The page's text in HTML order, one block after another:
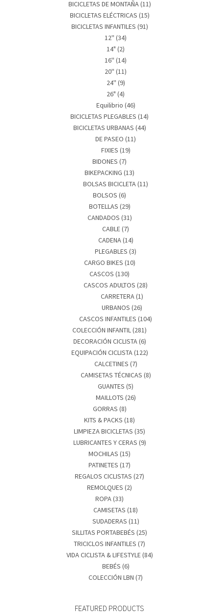
BICICLETAS DE MONTAÑA(11)
BICICLETAS ELÉCTRICAS (15)
BICICLETAS INFANTILES (91)
12'' (34)
14" (2)
16'' (14)
20'' (11)
24'' (9)
26" (4)
Equilibrio (46)
BICICLETAS PLEGABLES (14)
BICICLETAS URBANAS (44)
DE PASEO (11)
FIXIES (19)
BIDONES (7)
BIKEPACKING (13)
BOLSAS BICICLETA(11)
BOLSOS (6)
BOTELLAS (29)
CANDADOS (31)
CABLE(7)
CADENA(14)
PLEGABLES (3)
CARGO BIKES (10)
CASCOS (130)
CASCOS ADULTOS (28)
CARRETERA(1)
URBANOS (26)
CASCOS INFANTILES (104)
COLECCIÓN INFANTIL(281)
DECORACIÓN CICLISTA(6)
EQUIPACIÓN CICLISTA(122)
CALCETINES (7)
CAMISETAS TÉCNICAS (8)
GUANTES (5)
MAILLOTS (26)
GORRAS (8)
KITS & PACKS (18)
LIMPIEZA BICICLETAS (35)
LUBRICANTES Y CERAS (9)
MOCHILAS (15)
PATINETES (17)
REGALOS CICLISTAS (27)
REMOLQUES (2)
ROPA(33)
CAMISETAS (18)
SUDADERAS (11)
SILLITAS PORTABEBÉS (25)
TRICICLOS INFANTILES (7)
VIDA CICLISTA & LIFESTYLE(84)
BEBÉS (6)
COLECCIÓN LBN (7)
FEATURED PRODUCTS